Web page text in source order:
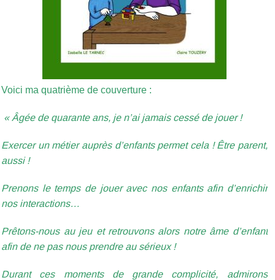
Voici ma quatrième de couverture :
« Âgée de quarante ans, je n’ai jamais cessé de jouer !
Exercer un métier auprès d’enfants permet cela ! Être parent,
aussi !
Prenons le temps de jouer avec nos enfants afin d’enrichir
nos interactions…
Prêtons-nous au jeu et retrouvons alors notre âme d’enfant
afin de ne pas nous prendre au sérieux !
Durant ces moments de grande complicité, admirons